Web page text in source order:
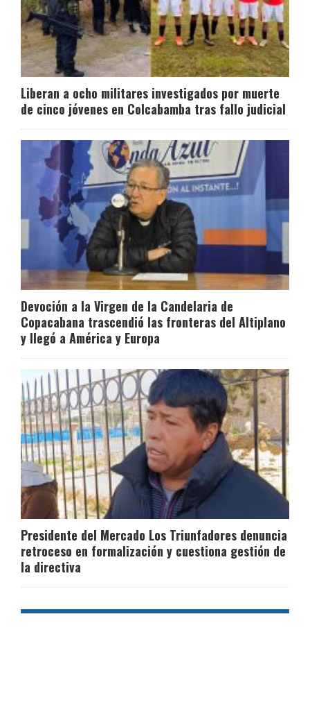
Liberan a ocho militares investigados por muerte
de cinco jóvenes en Colcabamba tras fallo judicial
Devoción a la Virgen de la Candelaria de
Copacabana trascendió las fronteras del Altiplano
y llegó a América y Europa
Presidente del Mercado Los Triunfadores denuncia
retroceso en formalización y cuestiona gestión de
la directiva